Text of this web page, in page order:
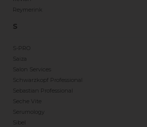
Reymerink
S
S-PRO
Saiza
Salon Services
Schwarzkopf Professional
Sebastian Professional
Seche Vite
Serumology
Sibel